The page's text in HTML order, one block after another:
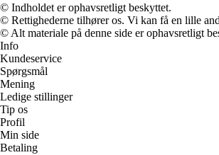
© Indholdet er ophavsretligt beskyttet.
© Rettighederne tilhører os. Vi kan få en lille
© Alt materiale på denne side er ophavsretligt
Info
Kundeservice
Spørgsmål
Mening
Ledige stillinger
Tip os
Profil
Min side
Betaling